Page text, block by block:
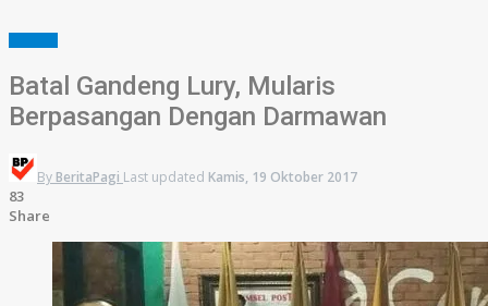
Batal Gandeng Lury, Mularis
Berpasangan Dengan Darmawan
By BeritaPagi Last updated Kamis, 19 Oktober 2017
83
Share